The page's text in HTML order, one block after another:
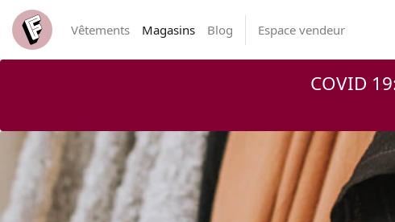
Vêtements Magasins Blog Espace vendeur
COVID